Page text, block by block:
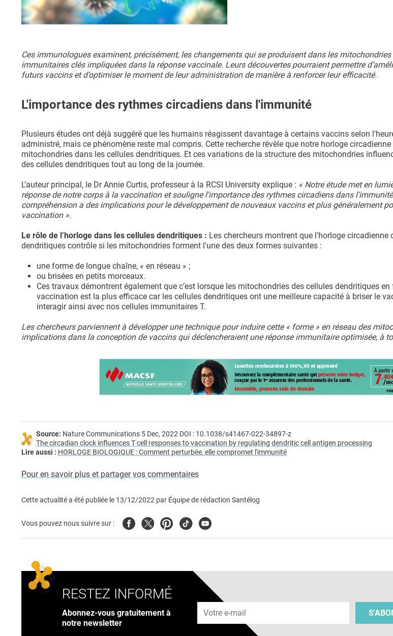
Ces immunologues examinent, précisément, les changements qui se produisent dans les
immunitaires clés impliquées dans la réponse vaccinale. Leurs découvertes pourraient permettre
futurs vaccins et d’optimiser le moment de leur administration de manière à renforcer leur efficacité.
L'importance des rythmes circadiens dans l'immunité
Plusieurs études ont déjà suggéré que les humains réagissent davantage à certains vaccins selon
administré, mais ce phénomène reste mal compris. Cette recherche révèle que notre horloge
mitochondries dans les cellules dendritiques. Et ces variations de la structure des mitochondries
des cellules dendritiques tout au long de la journée.
L’auteur principal, le Dr Annie Curtis, professeur à la RCSI University explique : « Notre étude met en
réponse de notre corps à la vaccination et souligne l'importance des rythmes circadiens dans
compréhension a des implications pour le développement de nouveaux vaccins et plus généralement
vaccination ».
Le rôle de l’horloge dans les cellules dendritiques : Les chercheurs montrent que l'horloge circadienne
dendritiques contrôle si les mitochondries forment l'une des deux formes suivantes :
une forme de longue chaîne, « en réseau » ;
ou brisées en petits morceaux.
Ces travaux démontrent également que c’est lorsque les mitochondries des cellules dendritiques
vaccination est la plus efficace car les cellules dendritiques ont une meilleure capacité à briser le
interagir ainsi avec nos cellules immunitaires T.
Les chercheurs parviennent à développer une technique pour induire cette « forme » en réseau des
implications dans la conception de vaccins qui déclencheraient une réponse immunitaire optimisée, à
Source: Nature Communications 5 Dec, 2022 DOI : 10.1038/s41467-022-34897-z
The circadian clock influences T cell responses to vaccination by regulating dendritic cell antigen processing
Lire aussi : HORLOGE BIOLOGIQUE : Comment perturbée, elle compromet l'immunité
Pour en savoir plus et partager vos commentaires
Cette actualité a été publiée le 13/12/2022 par Équipe de rédaction Santélog
Vous pouvez nous suivre sur : FacebookTwitterPinterest
TiktokYoutube
RESTEZ INFORMÉ
Abonnez-vous gratuitement à
notre newsletter
Adresse e-mail